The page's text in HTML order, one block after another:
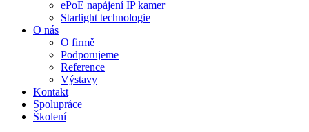
ePoE napájení IP kamer
Starlight technologie
O nás
O firmě
Podporujeme
Reference
Výstavy
Kontakt
Spolupráce
Školení